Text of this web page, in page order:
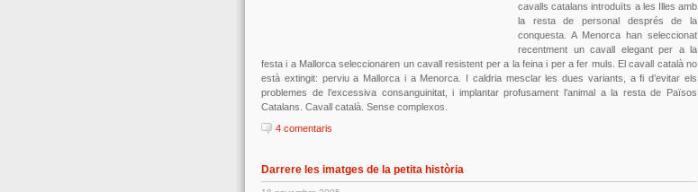
cavalls catalans introduïts a les Illes amb
la resta de personal després de la
conquesta. A Menorca han seleccionat
recentment un cavall elegant per a la
festa i a Mallorca seleccionaren un cavall resistent per a la feina i per a fer muls. El cavall català no
està extingit: perviu a Mallorca i a Menorca. I caldria mesclar les dues variants, a fi d’evitar els
problemes de l’excessiva consanguinitat, i implantar profusament l’animal a la resta de Països
Catalans. Cavall català. Sense complexos.
4 comentaris
Darrere les imatges de la petita història